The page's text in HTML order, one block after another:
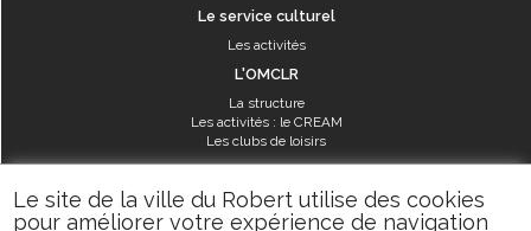
Le site de la ville du Robert utilise des cookies
pour améliorer votre expérience de navigation
Le service culturel
Les activités
L'OMCLR
La structure
Les activités : le CREAM
Les clubs de loisirs
SPORT
Les équipements sportifs